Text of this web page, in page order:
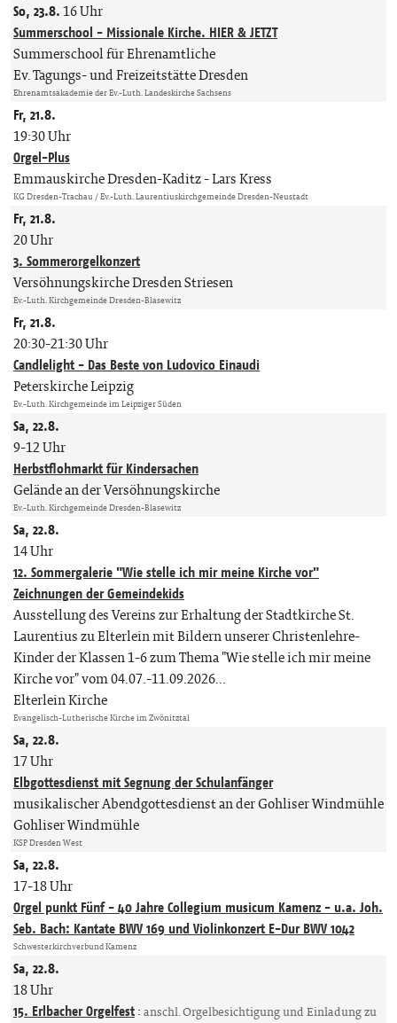
So, 23.8.16 Uhr
Summerschool - Missionale Kirche. HIER & JETZT
Summerschool für Ehrenamtliche
Ev. Tagungs- und Freizeitstätte Dresden
Ehrenamtsakademie der Ev.-Luth. Landeskirche Sachsens
Fr, 21.8.
19:30 Uhr
Orgel-Plus
Emmauskirche Dresden-Kaditz Lars Kress
KG Dresden-Trachau / Ev.-Luth. Laurentiuskirchgemeinde Dresden-Neustadt
Fr, 21.8.
20 Uhr
3. Sommerorgelkonzert
Versöhnungskirche Dresden Striesen
Ev.-Luth. Kirchgemeinde Dresden-Blasewitz
Fr, 21.8.
20:30-21:30 Uhr
Candlelight - Das Beste von Ludovico Einaudi
Peterskirche Leipzig
Ev.-Luth. Kirchgemeinde im Leipziger Süden
Sa, 22.8.
9-12 Uhr
Herbstflohmarkt für Kindersachen
Gelände an der Versöhnungskirche
Ev.-Luth. Kirchgemeinde Dresden-Blasewitz
Sa, 22.8.
14 Uhr
12. Sommergalerie "Wie stelle ich mir meine Kirche vor"
Zeichnungen der Gemeindekids
Ausstellung des Vereins zur Erhaltung der Stadtkirche St.
Laurentius zu Elterlein mit Bildern unserer Christenlehre-
Kinder der Klassen 1-6 zum Thema "Wie stelle ich mir meine
Kirche vor" vom 04.07.-11.09.2026...
Elterlein Kirche
Evangelisch-Lutherische Kirche im Zwönitztal
Sa, 22.8.
17 Uhr
Elbgottesdienst mit Segnung der Schulanfänger
musikalischer Abendgottesdienst an der Gohliser Windmühle
Gohliser Windmühle
KSP Dresden West
Sa, 22.8.
17-18 Uhr
Orgel punkt Fünf - 40 Jahre Collegium musicum Kamenz - u.a. Joh.
Seb. Bach: Kantate BWV 169 und Violinkonzert E-Dur BWV 1042
Schwesterkirchverbund Kamenz
Sa, 22.8.
18 Uhr
15. Erlbacher Orgelfest: anschl. Orgelbesichtigung und Einladung zu